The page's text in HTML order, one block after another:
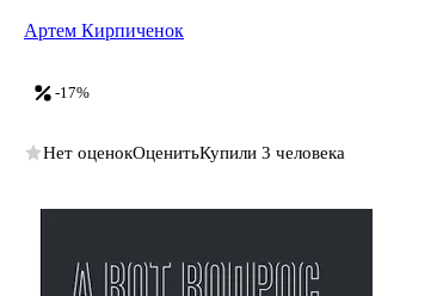
-17%
Артем Кирпиченок
Нет оценокОценитьКупили 3 человека